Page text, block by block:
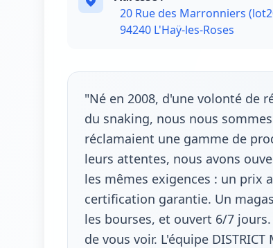
20 Rue des Marronniers
94240 L'Haÿ-les-Roses
"Né en 2008, d'une volonté de
du snaking, nous nous
réclamaient une gamme de
leurs attentes, nous avons
les mêmes exigences : un prix
certification garantie. Un
les bourses, et ouvert 6/7
de vous voir. L'équipe DISTRICT